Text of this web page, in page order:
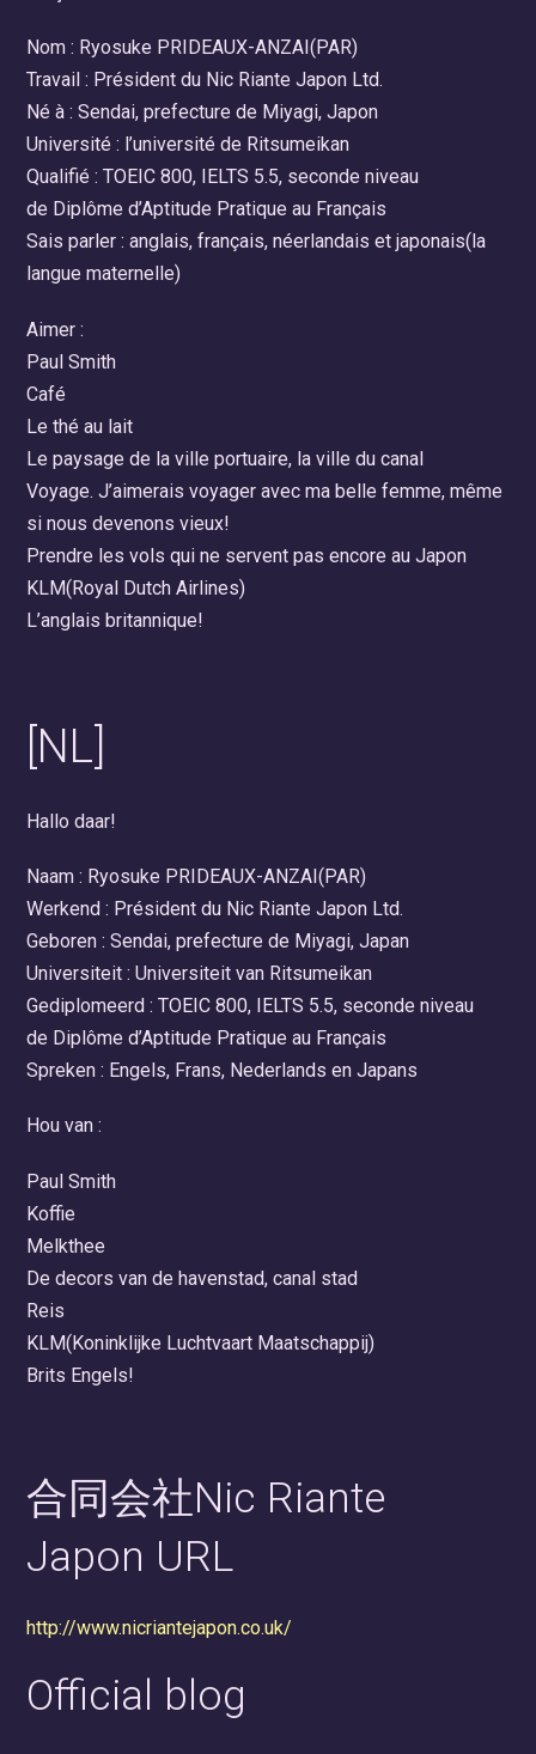
Nom : Ryosuke PRIDEAUX-ANZAI(PAR)
Travail : Président du Nic Riante Japon Ltd.
Né à : Sendai, prefecture de Miyagi, Japon
Université : l’université de Ritsumeikan
Qualifié : TOEIC 800, IELTS 5.5, seconde niveau
de Diplôme d’Aptitude Pratique au Français
Sais parler : anglais, français, néerlandais et japonais(la
langue maternelle)
Aimer :
Paul Smith
Café
Le thé au lait
Le paysage de la ville portuaire, la ville du canal
Voyage. J’aimerais voyager avec ma belle femme, même
si nous devenons vieux!
Prendre les vols qui ne servent pas encore au Japon
KLM(Royal Dutch Airlines)
L’anglais britannique!
[NL]
Hallo daar!
Naam : Ryosuke PRIDEAUX-ANZAI(PAR)
Werkend : Président du Nic Riante Japon Ltd.
Geboren : Sendai, prefecture de Miyagi, Japan
Universiteit : Universiteit van Ritsumeikan
Gediplomeerd : TOEIC 800, IELTS 5.5, seconde niveau
de Diplôme d’Aptitude Pratique au Français
Spreken : Engels, Frans, Nederlands en Japans
Hou van :
Paul Smith
Koffie
Melkthee
De decors van de havenstad, canal stad
Reis
KLM(Koninklijke Luchtvaart Maatschappij)
Brits Engels!
合同会社Nic Riante
Japon URL
http://www.nicriantejapon.co.uk/
Official blog